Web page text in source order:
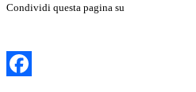
Condividi questa pagina su